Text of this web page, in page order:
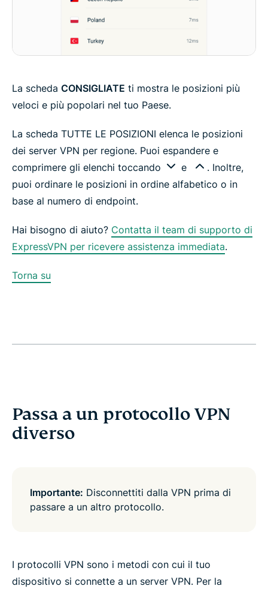
La scheda CONSIGLIATE ti mostra le posizioni più
veloci e più popolari nel tuo Paese.
La scheda TUTTE LE POSIZIONI elenca le posizioni
dei server VPN per regione. Puoi espandere e
comprimere gli elenchi toccando
e
. Inoltre,
puoi ordinare le posizioni in ordine alfabetico o in
base al numero di endpoint.
Hai bisogno di aiuto? Contatta il team di supporto di
ExpressVPN per ricevere assistenza immediata.
Torna su
Passa a un protocollo VPN
diverso
Importante: Disconnettiti dalla VPN prima di
passare a un altro protocollo.
I protocolli VPN sono i metodi con cui il tuo
dispositivo si connette a un server VPN. Per la